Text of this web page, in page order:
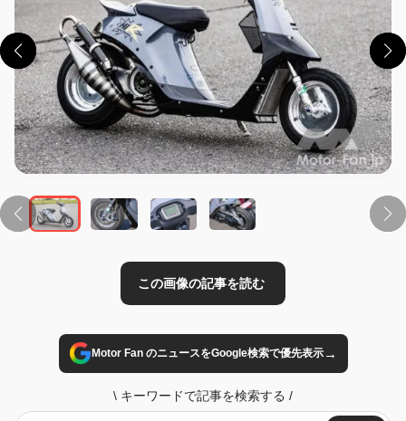
Motor Fan のニュースをGoogle検索で優先表示→
\ キーワードで記事を検索する /